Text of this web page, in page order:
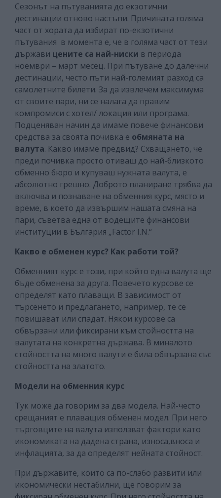
Сезонът на пътуванията до екзотични
дестинации отново настъпи. Причината голяма
част от хората да избират по-екзотични
пътувания в момента е, че в голяма част от тези
държави цените са най-ниски в периода
ноември – март месец. При пътуване до далечни
дестинации, често пъти най-големият разход са
самолетните билети. За да извлечем максимума
от своите пари, ни се налага да правим
компромиси с хотел/ локация или програма.
Подценяван начин да имаме повече финансови
средства за своята почивка е обмяната на
валута. Какво имаме предвид? Схващането, че
преди почивка просто отиваш до най-близкото
обменно бюро и купуваш нужната валута, е
абсолютно грешно. Доброто планиране трябва да
включва и познаване на обменния курс, място и
време, в което да извършим нашата смяна на
пари, съветва една от водещите финансови
институции в България „Factor I.N.“
Какво е обменен курс? Как работи той?
Обменният курс е този, при който една валута ще
бъде обменена за друга. Повечето курсове се
определят като плаващи. В зависимост от
търсенето и предлагането, например, те се
повишават или спадат. Някои курсове са
обвързани или фиксирани към стойността на
валутата на конкретна държава. В миналото
стойността на много валути е била обвързана със
стойността на златото.
Модели на обменния курс
Тук може да говорим за два модела. Най-често
срещаният е плаващия обменен модел. При него
търговците на валута използват фактори като
икономиката на дадена страна, износа,вноса и
инфлацията, за да определят нейната стойност.
При държавите, които са по-слабо развити или
икономически нестабилни, ще говорим за